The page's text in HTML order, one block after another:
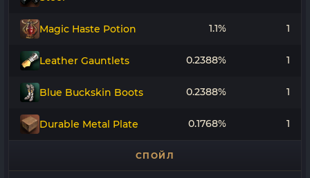
Magic Haste Potion 1.1% 1
Leather Gauntlets 0.2388% 1
Blue Buckskin Boots 0.2388% 1
Durable Metal Plate 0.1768% 1
СПОЙЛ